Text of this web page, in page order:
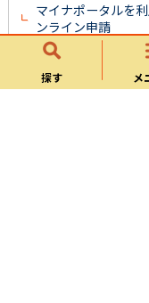
探す メ
マイナポータルを
ンライン申請
高齢者の生活に関
結果報告書